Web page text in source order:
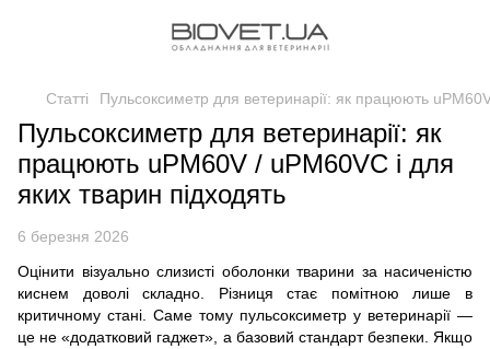
Статті Пульсоксиметр для ветеринарії: як працюють
Пульсоксиметр для ветеринарії: як
працюють uPM60V / uPM60VC і для
яких тварин підходять
6 березня 2026
Оцінити візуально слизисті оболонки тварини за насиченістю
киснем доволі складно. Різниця стає помітною лише в
критичному стані. Саме тому пульсоксиметр у ветеринарії —
це не «додатковий гаджет», а базовий стандарт безпеки. Якщо